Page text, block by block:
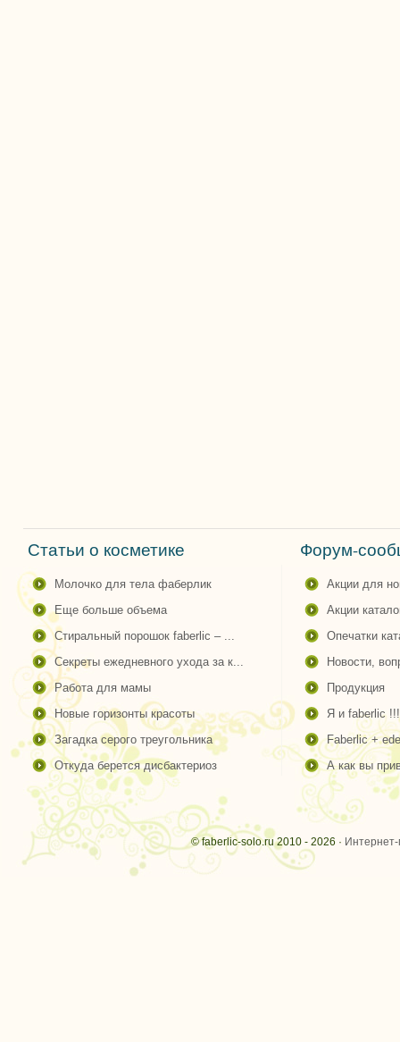
Статьи о косметике
молочко для тела фаберлик
еще больше объема
стиральный порошок faberlic – ...
секреты ежедневного ухода за к...
работа для мамы
новые горизонты красоты
загадка серого треугольника
откуда берется дисбактериоз
Форум-
акции для
акции
опечатки
новости,
продукция
я и faberlic !!!
faberlic +
а как вы
© faberlic-solo.ru 2010 - 2026 ·